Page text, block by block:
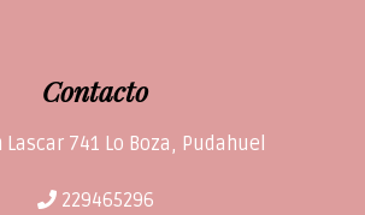
Contacto
741 Lo Boza, Pudahuel
229465296